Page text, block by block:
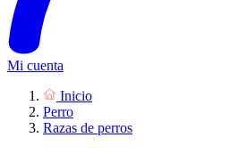
Mi cuenta
Inicio
Perro
Razas de perros